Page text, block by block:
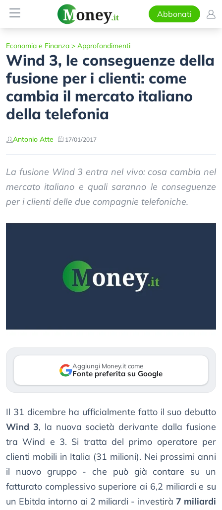
Abbonati
Economia e Finanza > Approfondimenti
Wind 3, le conseguenze della
fusione per i clienti: come
cambia il mercato italiano
della telefonia
Antonio Atte 17/01/2017
La fusione Wind 3 entra nel vivo: cosa cambia nel
mercato italiano e quali saranno le conseguenze
per i clienti delle due compagnie telefoniche.
Aggiungi Money.it come
Fonte preferita su Google
Il 31 dicembre ha ufficialmente fatto il suo debutto
Wind 3, la nuova società derivante dalla fusione
tra Wind e 3. Si tratta del primo operatore per
clienti mobili in Italia (31 milioni). Nei prossimi anni
il nuovo gruppo - che può già contare su un
fatturato complessivo superiore ai 6,2 miliardi e su
un Ebitda intorno ai 2 miliardi - investirà 7 miliardi